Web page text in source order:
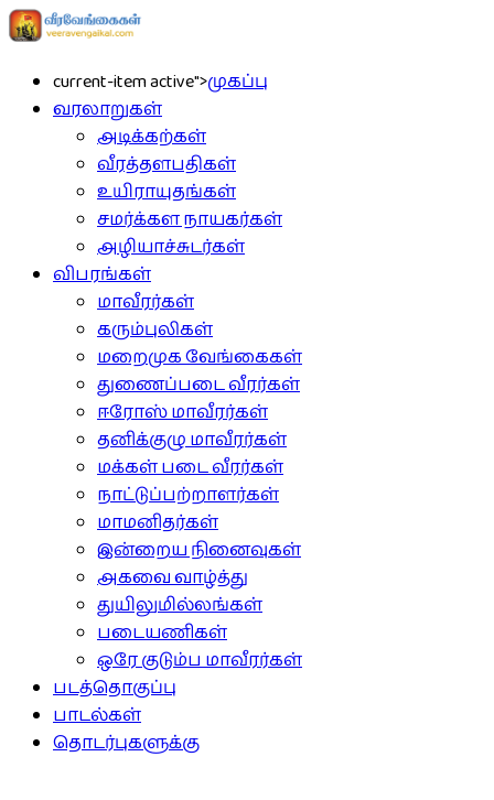
current-item active">முகப்பு
வரலாறுகள்
அடிக்கற்கள்
வீரத்தளபதிகள்
உயிராயுதங்கள்
சமர்க்கள நாயகர்கள்
அழியாச்சுடர்கள்
விபரங்கள்
மாவீரர்கள்
கரும்புலிகள்
மறைமுக வேங்கைகள்
துணைப்படை வீரர்கள்
ஈரோஸ் மாவீரர்கள்
தனிக்குழு மாவீரர்கள்
மக்கள் படை வீரர்கள்
நாட்டுப்பற்றாளர்கள்
மாமனிதர்கள்
இன்றைய நினைவுகள்
அகவை வாழ்த்து
துயிலுமில்லங்கள்
படையணிகள்
ஒரே குடும்ப மாவீரர்கள்
படத்தொகுப்பு
பாடல்கள்
தொடர்புகளுக்கு